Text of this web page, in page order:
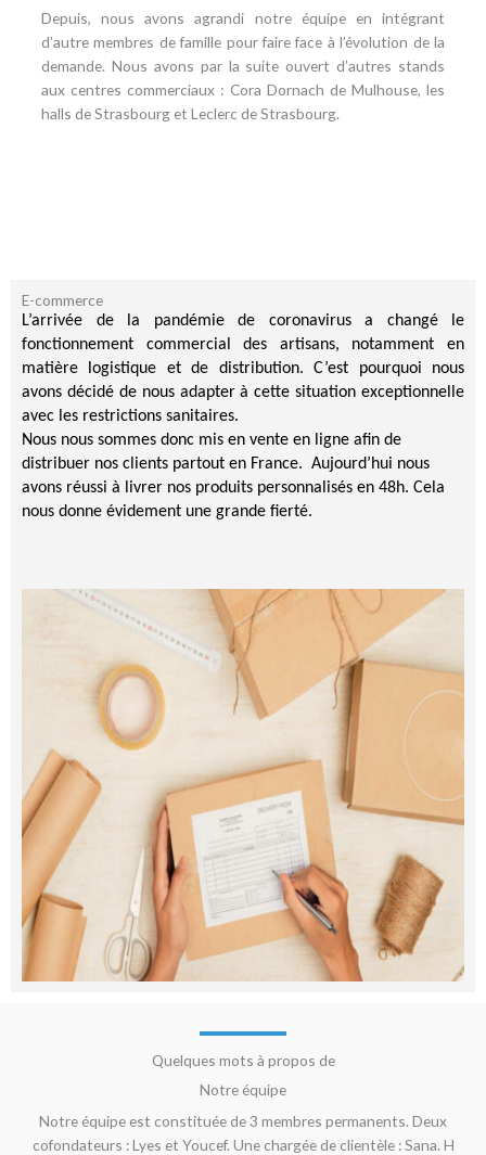
Depuis, nous avons agrandi notre équipe en intégrant
d’autre membres de famille pour faire face à l’évolution de la
demande. Nous avons par la suite ouvert d’autres stands
aux centres commerciaux : Cora Dornach de Mulhouse, les
halls de Strasbourg et Leclerc de Strasbourg.
E-commerce
L’arrivée de la pandémie de coronavirus a changé le
fonctionnement commercial des artisans, notamment en
matière logistique et de distribution. C’est pourquoi nous
avons décidé de nous adapter à cette situation exceptionnelle
avec les restrictions sanitaires.
Nous nous sommes donc mis en vente en ligne afin de
distribuer nos clients partout en France. Aujourd’hui nous
avons réussi à livrer nos produits personnalisés en 48h. Cela
nous donne évidement une grande fierté.
Quelques mots à propos de
Notre équipe
Notre équipe est constituée de 3 membres permanents. Deux
cofondateurs : Lyes et Youcef. Une chargée de clientèle : Sana. H